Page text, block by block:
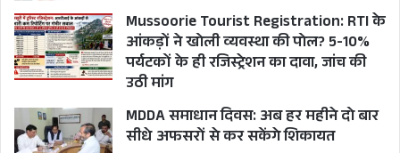
Mussoorie Tourist Registration: RTI के
आंकड़ों ने खोली व्यवस्था की पोल? 5-10%
पर्यटकों के ही रजिस्ट्रेशन का दावा, जांच की
उठी मांग
MDDA समाधान दिवस: अब हर महीने दो बार
सीधे अफसरों से कर सकेंगे शिकायत